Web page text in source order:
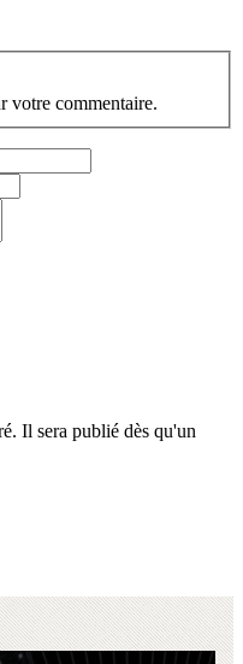
votre commentaire.
Il sera publié dès qu'un